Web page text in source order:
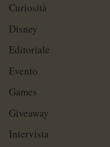
Curiosità
Disney
Editoriale
Evento
Games
Giveaway
Intervista